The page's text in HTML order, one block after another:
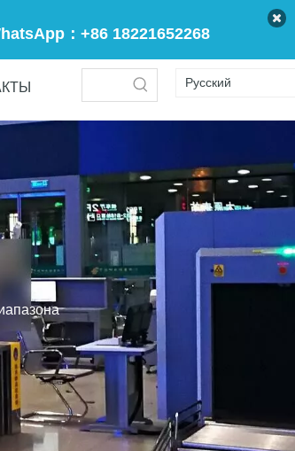
： +86 18221652268
Pусский